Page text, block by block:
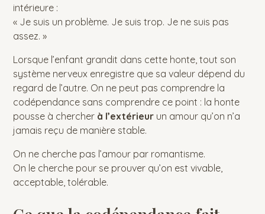
intérieure :
« Je suis un problème. Je suis trop. Je ne suis pas
assez. »
Lorsque l’enfant grandit dans cette honte, tout son
système nerveux enregistre que sa valeur dépend du
regard de l’autre. On ne peut pas comprendre la
codépendance sans comprendre ce point : la honte
pousse à chercher à l’extérieur un amour qu’on n’a
jamais reçu de manière stable.
On ne cherche pas l’amour par romantisme.
On le cherche pour se prouver qu’on est vivable,
acceptable, tolérable.